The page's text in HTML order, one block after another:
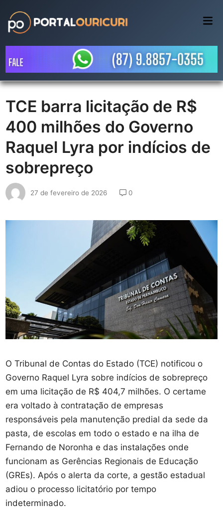
content
TCE barra licitação de R$
400 milhões do Governo
Raquel Lyra por indícios de
sobrepreço
27 de fevereiro de 2026 0
O Tribunal de Contas do Estado (TCE) notificou o
Governo Raquel Lyra sobre indícios de sobrepreço
em uma licitação de R$ 404,7 milhões. O certame
era voltado à contratação de empresas
responsáveis pela manutenção predial da sede da
pasta, de escolas em todo o estado e na ilha de
Fernando de Noronha e das instalações onde
funcionam as Gerências Regionais de Educação
(GREs). Após o alerta da corte, a gestão estadual
adiou o processo licitatório por tempo
indeterminado.